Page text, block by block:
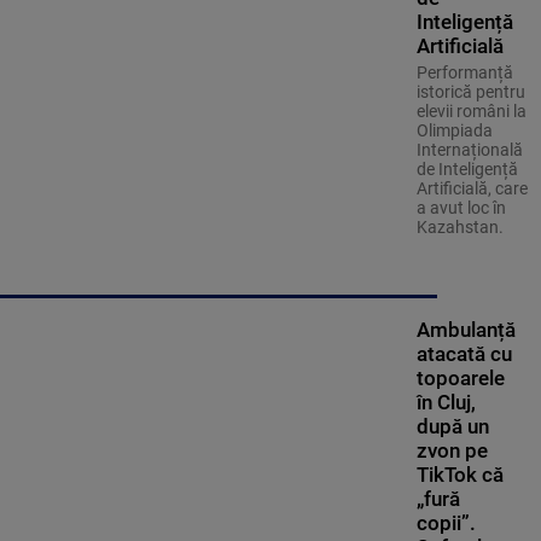
Inteligență
Artificială
Performanță
istorică pentru
elevii români la
Olimpiada
Internațională
de Inteligență
Artificială, care
a avut loc în
Kazahstan.
Ambulanță
atacată cu
topoarele
în Cluj,
după un
zvon pe
TikTok că
„fură
copii”.